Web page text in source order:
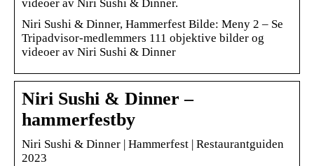
videoer av Niri Sushi & Dinner.
Niri Sushi & Dinner, Hammerfest Bilde: Meny 2 – Se
Tripadvisor-medlemmers 111 objektive bilder og
videoer av Niri Sushi & Dinner
Niri Sushi & Dinner –
hammerfestby
Niri Sushi & Dinner | Hammerfest | Restaurantguiden
2023